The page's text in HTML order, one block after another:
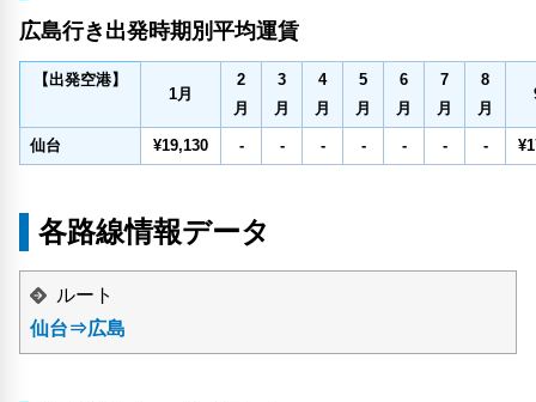
広島行き出発時期別平均運賃
【出発空港】
1月
2
月
3
月
4
月
5
月
6
月
7
月
8
月
仙台 ¥19,130 - - - - - - -
各路線情報データ
ルート
仙台⇒広島